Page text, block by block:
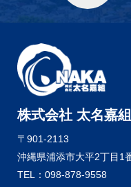
株式会社 太名嘉組
〒901-2113
沖縄県浦添市大平2丁目1
TEL：098-878-9558